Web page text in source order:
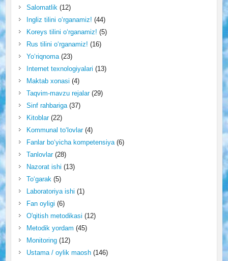
Salomatlik(12)
Ingliz tilini o‘rganamiz! (44)
Koreys tilini o‘rganamiz! (5)
Rus tilini o‘rganamiz! (16)
Yo‘riqnoma(23)
Internet texnologiyalari (13)
Maktab xonasi (4)
Taqvim-mavzu rejalar(29)
Sinf rahbariga(37)
Kitoblar(22)
Kommunal to‘lovlar(4)
Fanlar bo‘yicha kompetensiya(6)
Tanlovlar(28)
Nazorat ishi (13)
To‘garak(5)
Laboratoriya ishi (1)
Fan oyligi (6)
O'qitish metodikasi (12)
Metodik yordam (45)
Monitoring(12)
Ustama / oylik maosh(146)